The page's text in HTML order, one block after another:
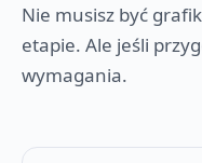
Nie musisz być
etapie. Ale jeśli
wymagania.